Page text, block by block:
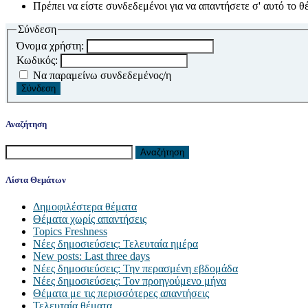
Πρέπει να είστε συνδεδεμένοι για να απαντήσετε σ' αυτό το
Σύνδεση
Όνομα χρήστη:
Κωδικός:
Να παραμείνω συνδεδεμένος/η
Σύνδεση
Αναζήτηση
Αναζήτηση
για:
Λίστα Θεμάτων
Δημοφιλέστερα θέματα
Θέματα χωρίς απαντήσεις
Topics Freshness
Νέες δημοσιεύσεις: Τελευταία ημέρα
New posts: Last three days
Νέες δημοσιεύσεις: Την περασμένη εβδομάδα
Νέες δημοσιεύσεις: Τον προηγούμενο μήνα
Θέματα με τις περισσότερες απαντήσεις
Τελευταία θέματα